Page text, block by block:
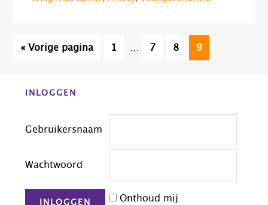
« Ga
Vorige pagina Pagina
1
Interim
… Pagina
7 Pagina
8 Pagina
9
Before
INLOGGEN
Gebruikersnaam
Wachtwoord
Onthoud mij